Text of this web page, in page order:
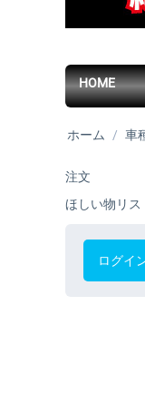
HOME
ホーム / 車
注文
ほしい物リス
ログイ